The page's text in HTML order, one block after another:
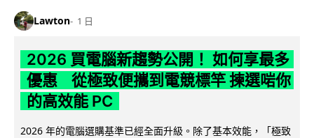
Lawton 1 日
2026 買電腦新趨勢公開！ 如何享最多
優惠 從極致便攜到電競標竿 揀選啱你
的高效能 PC
2026 年的電腦選購基準已經全面升級。除了基本效能，「極致